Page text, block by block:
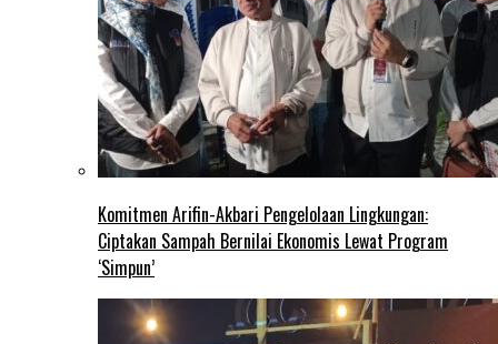
Komitmen Arifin-Akbari Pengelolaan Lingkungan:
Ciptakan Sampah Bernilai Ekonomis Lewat Program
‘Simpun’